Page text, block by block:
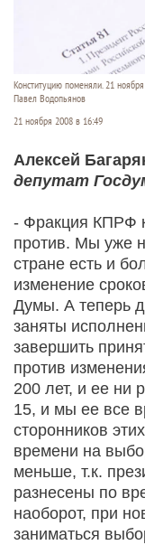
Конституцию поменяли. 21 ноября
Павел Водопьянов
21 ноября 2008 в 16:49
Алексей
депутат
- Фракция КПРФ
против. Мы уже
стране есть и
изменение
Думы. А теперь
заняты
завершить
против
200 лет, и ее ни
15, и мы ее все
сторонников
времени на
меньше, т.к.
разнесены по
наоборот, при
заниматься